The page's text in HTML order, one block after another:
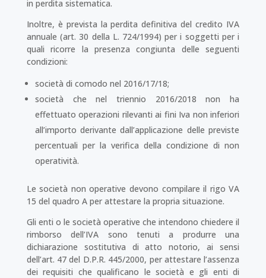
in perdita sistematica.
Inoltre, è prevista la perdita definitiva del credito IVA
annuale (art. 30 della L. 724/1994) per i soggetti per i
quali ricorre la presenza congiunta delle seguenti
condizioni:
società di comodo nel 2016/17/18;
società che nel triennio 2016/2018 non ha
effettuato operazioni rilevanti ai fini Iva non inferiori
all’importo derivante dall’applicazione delle previste
percentuali per la verifica della condizione di non
operatività.
Le società non operative devono compilare il rigo VA
15 del quadro A per attestare la propria situazione.
Gli enti o le società operative che intendono chiedere il
rimborso dell’IVA sono tenuti a produrre una
dichiarazione sostitutiva di atto notorio, ai sensi
dell’art. 47 del D.P.R. 445/2000, per attestare l’assenza
dei requisiti che qualificano le società e gli enti di